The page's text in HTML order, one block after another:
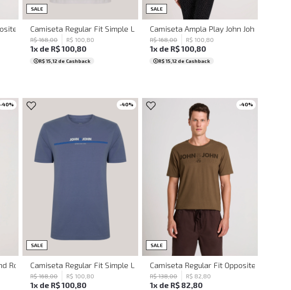
Verde John John Masculina
SALE
Camiseta Regular Fit Simple Lines Off White John John Masculina
R$ 168,00 R$ 100 80
1x de R$100,80
R$ 15,12 de Cashback
SALE PP G
Camiseta Ampla Play John John
R$ 168,00 R$ 100 80
1x de R$100,80
R$ 15,12 de Cashback
-40%
Rosa Médio John John Masculina
SALE
-40%
PP M
Camiseta Regular Fit Simple Lines John John Masculina
R$ 168,00 R$ 100 80
1x de R$100,80
SALE
-40%
GG
Camiseta Regular Fit Opposites Choco
R$ 138,00 R$ 82 80
1x de R$ 82,80